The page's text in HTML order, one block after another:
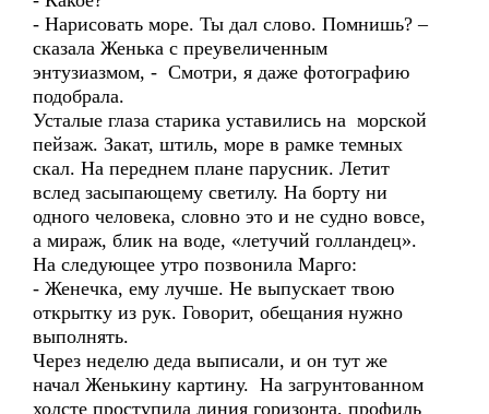
- Нарисовать море. Ты дал слово. Помнишь? –
сказала Женька с преувеличенным
энтузиазмом, - Смотри, я даже фотографию
подобрала.
Усталые глаза старика уставились на морской
пейзаж. Закат, штиль, море в рамке темных
скал. На переднем плане парусник. Летит
вслед засыпающему светилу. На борту ни
одного человека, словно это и не судно вовсе,
а мираж, блик на воде, «летучий голландец».
На следующее утро позвонила Марго:
- Женечка, ему лучше. Не выпускает твою
открытку из рук. Говорит, обещания нужно
выполнять.
Через неделю деда выписали, и он тут же
начал Женькину картину. На загрунтованном
холсте проступила линия горизонта, профиль